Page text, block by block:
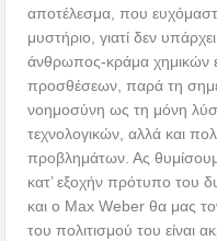
αποτέλεσμα, που
μυστήριο, γιατί δεν
άνθρωπος-κράμα χημικών
προσθέσεων, παρά τη
νοημοσύνη ως τη μόνη
τεχνολογικών, αλλά και
προβλημάτων. Ας
κατ’ εξοχήν πρότυπο του
και ο Max Weber θα μας
του πολιτισμού του είναι